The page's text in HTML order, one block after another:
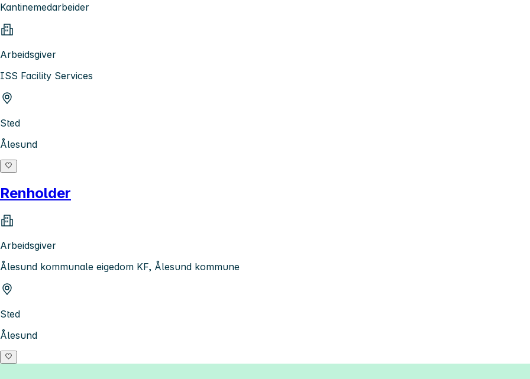
Kantinemedarbeider
Arbeidsgiver
ISS Facility Services
Sted
Ålesund
Renholder
Arbeidsgiver
Ålesund kommunale eigedom KF, Ålesund kommune
Sted
Ålesund